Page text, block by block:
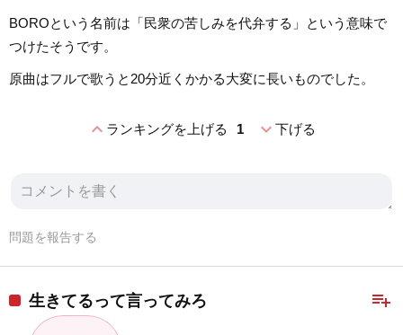
BOROという名前は「民衆の苦しみを代弁する」という意味で
つけたそうです。
原曲はフルで歌うと20分近くかかる大変に長いものでした。
expand_lessランキングを上げる 1 expand_more下げる
問題を報告する
playlist_add
生きてるって言ってみろ